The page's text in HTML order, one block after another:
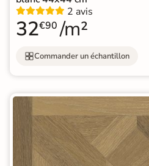
2 avis
32€90 /m²
Commander un échantillon